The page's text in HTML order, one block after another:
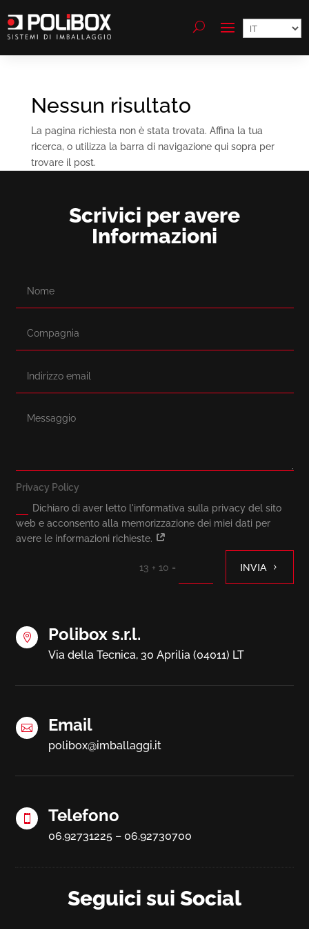
Scegli
una
lingua
Nessun risultato
La pagina richiesta non è stata trovata. Affina la tua
ricerca, o utilizza la barra di navigazione qui sopra per
trovare il post.
Scrivici per avere
Informazioni
Privacy Policy
Dichiaro di aver letto l'informativa sulla privacy del sito
web e acconsento alla memorizzazione dei miei dati per
avere le informazioni richieste.
13 + 10 = INVIA
 Polibox s.r.l.
Via della Tecnica, 30 Aprilia (04011) LT
 Email
polibox@imballaggi.it
 Telefono
06.92731225 – 06.92730700
Seguici sui Social